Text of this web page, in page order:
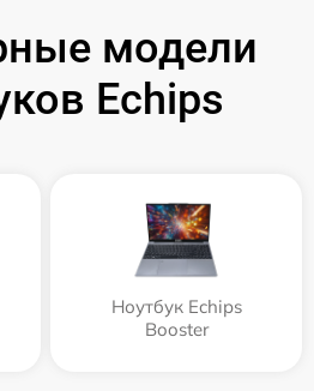
модели
Echips
Ноутбук Echips
Booster